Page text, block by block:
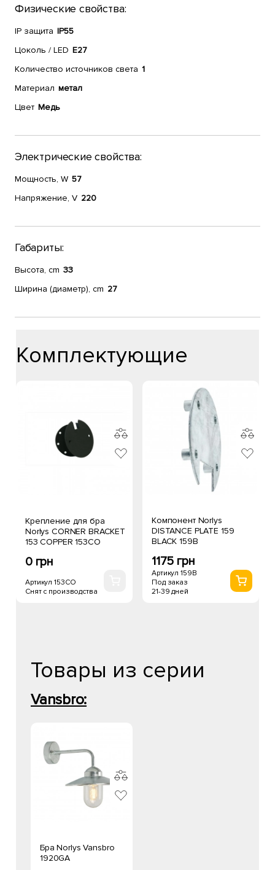
Физические свойства:
IP защита IP55
Цоколь / LED E27
Количество источников света 1
Материал метал
Цвет Медь
Электрические свойства:
Мощность, W 57
Напряжение, V 220
Габариты:
Высота, cm 33
Ширина (диаметр), cm 27
Комплектующие
Крепление для бра
Norlys CORNER BRACKET
153 COPPER 153CO
0 грн
Артикул 153CO
Снят с производства
Компонент Norlys
DISTANCE PLATE 159
BLACK 159B
1175 грн
Артикул 159B
Под заказ
21-39 дней
Товары из серии
Vansbro:
Бра Norlys Vansbro
1920GA